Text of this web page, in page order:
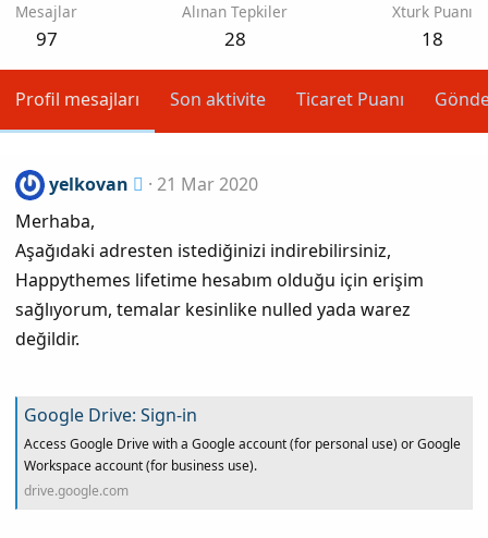
Mesajlar
97
Alınan Tepkiler
28
Xturk Puanı
18
Profil mesajları Son aktivite Ticaret Puanı
yelkovan
21 Mar 2020
Merhaba,
Aşağıdaki adresten istediğinizi indirebilirsiniz,
Happythemes lifetime hesabım olduğu için erişim
sağlıyorum, temalar kesinlike nulled yada warez
değildir.
Google Drive: Sign-in
Access Google Drive with a Google account (for personal use) or Google
Workspace account (for business use).
drive.google.com